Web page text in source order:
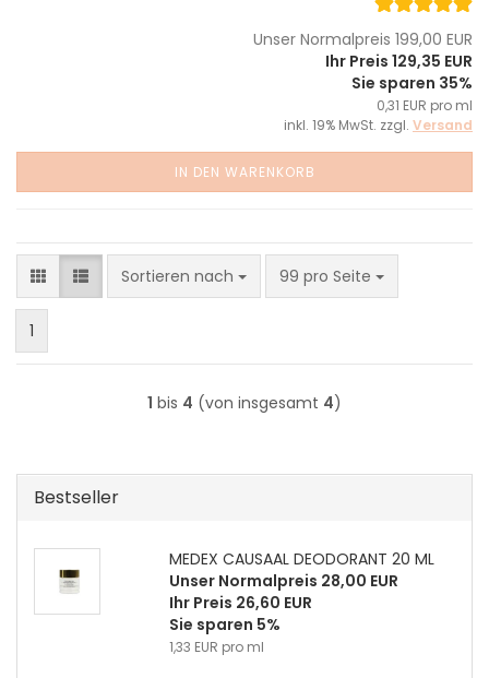
Unser Normalpreis 199,00 EUR
Ihr Preis 129,35 EUR
Sie sparen 35%
0,31 EUR pro ml
inkl. 19% MwSt. zzgl. Versand
IN DEN WARENKORB
Sortieren nach
Sortieren nach 99 pro Seite
pro Seite
1
1 bis 4 (von insgesamt 4)
Bestseller
MEDEX CAUSAAL DEODORANT 20 ML
Unser Normalpreis 28,00 EUR
Ihr Preis 26,60 EUR
Sie sparen 5%
1,33 EUR pro ml